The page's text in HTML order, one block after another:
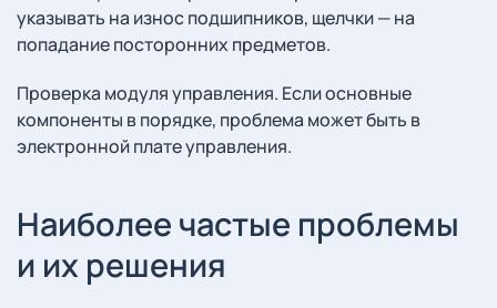
указывать на износ подшипников, щелчки — на
попадание посторонних предметов.
Проверка модуля управления. Если основные
компоненты в порядке, проблема может быть в
электронной плате управления.
Наиболее частые проблемы
и их решения